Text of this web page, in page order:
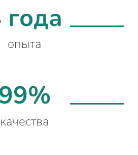
года
опыта
99%
качества